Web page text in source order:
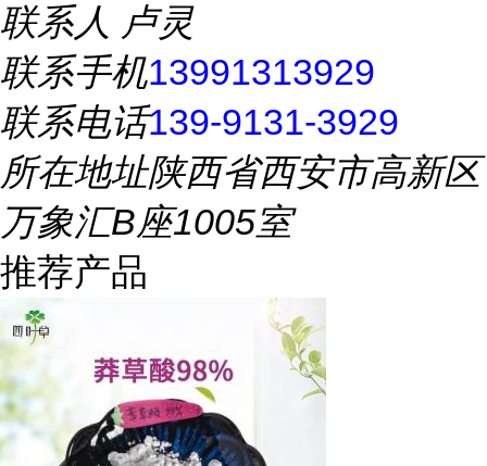
联系人 卢灵
联系手机13991313929
联系电话139-9131-3929
所在地址陕西省西安市高新区
万象汇B座1005室
推荐产品